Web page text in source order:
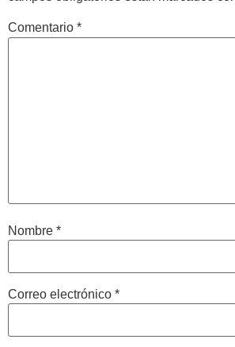
Comentario *
Nombre *
Correo electrónico *